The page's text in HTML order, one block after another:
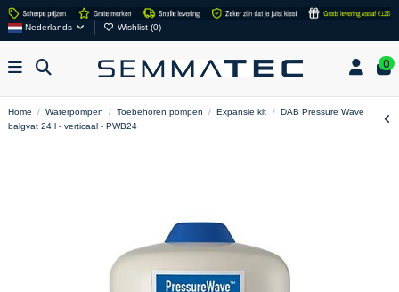
Nederlands Wishlist (0)
0
Home Waterpompen Toebehoren pompen Expansie kit
DAB Pressure Wave
balgvat 24 l - verticaal - PWB24